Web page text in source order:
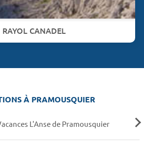
RAYOL CANADEL
À PRAMOUSQUIER
L'Anse de Pramousquier